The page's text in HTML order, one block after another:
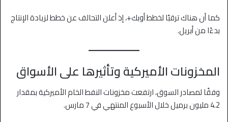
كما أن هناك ترقبًا لخطط أوبك+، إذ أعلن التحالف عن خطط لزيادة الإنتاج
بدءًا من أبريل.
المخزونات الأميركية وتأثيرها على الأسواق
وفقًا لمصادر السوق، ارتفعت مخزونات النفط الخام الأميركية بمقدار
4.2 مليون برميل خلال الأسبوع المنتهي في 7 مارس.